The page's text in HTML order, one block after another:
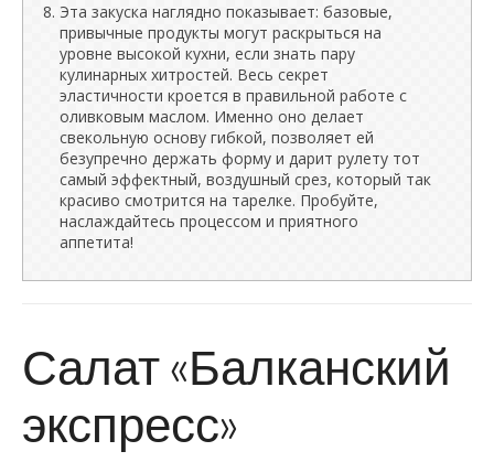
Эта закуска наглядно показывает: базовые,
привычные продукты могут раскрыться на
уровне высокой кухни, если знать пару
кулинарных хитростей. Весь секрет
эластичности кроется в правильной работе с
оливковым маслом. Именно оно делает
свекольную основу гибкой, позволяет ей
безупречно держать форму и дарит рулету тот
самый эффектный, воздушный срез, который так
красиво смотрится на тарелке. Пробуйте,
наслаждайтесь процессом и приятного
аппетита!
Салат «Балканский
экспресс»